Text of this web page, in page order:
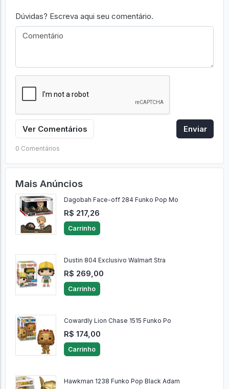
Dúvidas? Escreva aqui seu comentário.
Ver Comentários Enviar
0 Comentários
Mais Anúncios
Dagobah Face-off 284 Funko Pop Mo
R$ 217,26
Carrinho
Dustin 804 Exclusivo Walmart Stra
R$ 269,00
Carrinho
Cowardly Lion Chase 1515 Funko Po
R$ 174,00
Carrinho
Hawkman 1238 Funko Pop Black Adam